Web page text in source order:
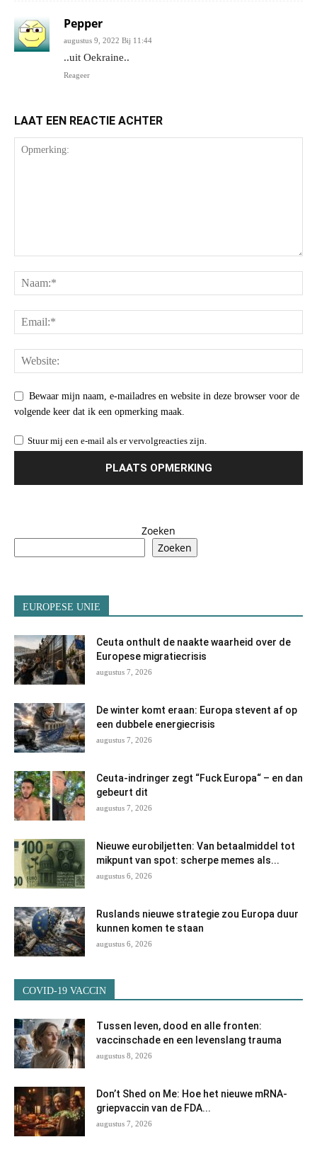
Pepper
augustus 9, 2022 Bij 11:44
..uit Oekraine..
Reageer
LAAT EEN REACTIE ACHTER
Bewaar mijn naam, e-mailadres en website in deze browser voor de
volgende keer dat ik een opmerking maak.
Stuur mij een e-mail als er vervolgreacties zijn.
Zoeken
Zoeken
EUROPESE UNIE
Ceuta onthult de naakte waarheid over de
Europese migratiecrisis
augustus 7, 2026
De winter komt eraan: Europa stevent af op
een dubbele energiecrisis
augustus 7, 2026
Ceuta-indringer zegt “Fuck Europa“ – en dan
gebeurt dit
augustus 7, 2026
Nieuwe eurobiljetten: Van betaalmiddel tot
mikpunt van spot: scherpe memes als...
augustus 6, 2026
Ruslands nieuwe strategie zou Europa duur
kunnen komen te staan
augustus 6, 2026
COVID-19 VACCIN
Tussen leven, dood en alle fronten:
vaccinschade en een levenslang trauma
augustus 8, 2026
Don’t Shed on Me: Hoe het nieuwe mRNA-
griepvaccin van de FDA...
augustus 7, 2026